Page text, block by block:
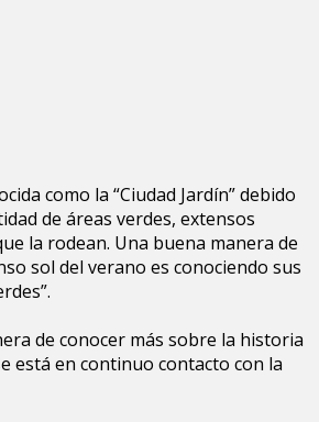
como la “Ciudad Jardín” debido
de áreas verdes, extensos
la rodean. Una buena manera de
sol del verano es conociendo sus
de conocer más sobre la historia
está en continuo contacto con la